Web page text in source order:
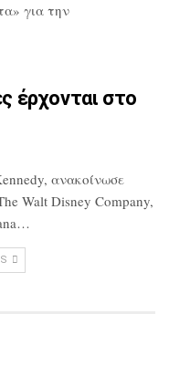
για την
έρχονται στο
ανακοίνωσε
Walt Disney Company,